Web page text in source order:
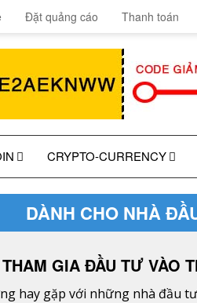
Đặt quảng cáo Thanh toán
CRYPTO-CURRENCY
DÀNH CHO NHÀ
GIA ĐẦU TƯ VÀO
hay gặp với những nhà đầu